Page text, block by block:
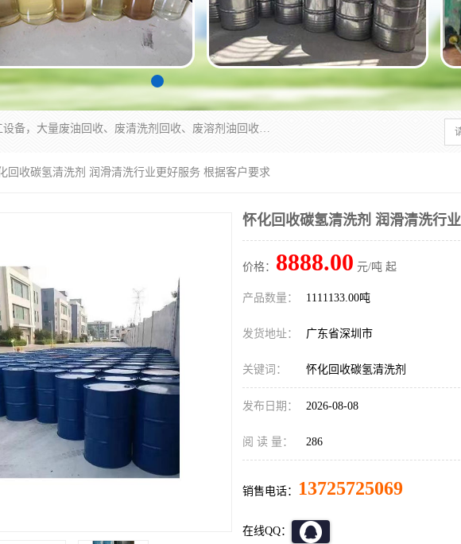
东莞市大岭山莞峰清洗剂经营部拥有的回收加工设备，大量废油回收、废清洗剂回收、废溶剂油回收、机械废油废清洗剂回收、废碳氢回收、碳氢液压油回收、碳氢二氯回收等废清洗剂处理；我们只是提供废旧化工原料的循环使用存放点，执行正规的存放，有正规的回收资质处理。同时我们公司批发零售回收级清洗剂，脱模油再生基础油，质量保证。
回收碳氢清洗剂 润滑清洗行业更好服务 根据客户要求
怀化回收碳氢清洗剂 润滑清洗行
价格： 8888.00 元/吨 起
产品数量： 1111133.00吨
发货地址： 广东省深圳市
关键词： 怀化回收碳氢清洗剂
发布日期： 2026-08-08
阅 读 量： 286
销售电话： 13725725069
在线QQ：